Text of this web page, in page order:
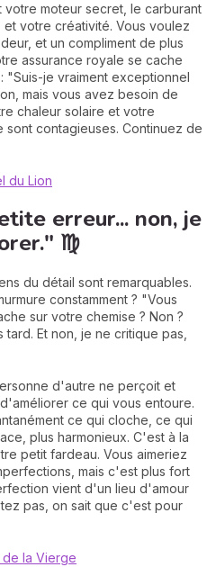
moteur secret, le carburant
votre créativité. Vous voulez
et un compliment de plus
assurance royale se cache
"Suis-je vraiment exceptionnel
mais vous avez besoin de
chaleur solaire et votre
sont contagieuses. Continuez de
du Lion
erreur... non, je
♍
du détail sont remarquables.
constamment ? "Vous
sur votre chemise ? Non ?
Et non, je ne critique pas,
d'autre ne perçoit et
ce qui vous entoure.
ce qui cloche, ce qui
plus harmonieux. C'est à la
petit fardeau. Vous aimeriez
mais c'est plus fort
vient d'un lieu d'amour
pas, on sait que c'est pour
la Vierge